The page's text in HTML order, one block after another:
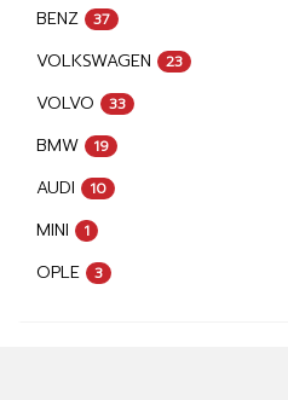
BENZ 37
VOLKSWAGEN 23
VOLVO 33
BMW 19
AUDI 10
MINI 1
OPLE 3